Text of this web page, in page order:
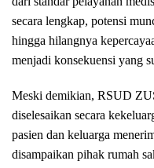
secara lengkap, potensi
hingga hilangnya
menjadi konsekuensi yang
Meski demikian, RSUD
diselesaikan secara
pasien dan keluarga
disampaikan pihak rumah